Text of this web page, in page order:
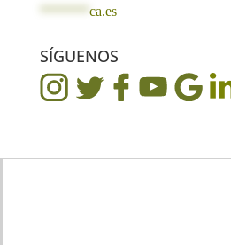
******* ca.es
SÍGUENOS